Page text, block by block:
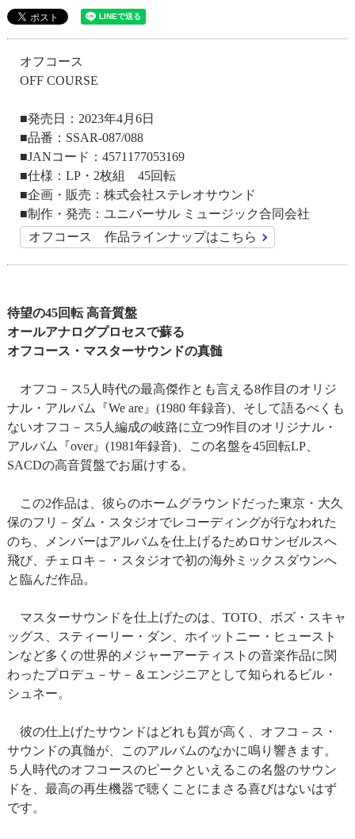
オフコース
OFF COURSE
■発売日：2023年4月6日
■品番：SSAR-087/088
■JANコード：4571177053169
■仕様：LP・2枚組 45回転
■企画・販売：株式会社ステレオサウンド
■制作・発売：ユニバーサル ミュージック合同会社
オフコース 作品ラインナップはこちら
待望の45回転 高音質盤
オールアナログプロセスで蘇る
オフコース・マスターサウンドの真髄
オフコ－ス5人時代の最高傑作とも言える8作目のオリジ
ナル・アルバム『We are』(1980 年録音)、そして語るべくも
ないオフコ－ス5人編成の岐路に立つ9作目のオリジナル・
アルバム『over』(1981年録音)、この名盤を45回転LP、
SACDの高音質盤でお届けする。
この2作品は、彼らのホームグラウンドだった東京・大久
保のフリ－ダム・スタジオでレコーディングが行なわれた
のち、メンバーはアルバムを仕上げるためロサンゼルスへ
飛び、チェロキ－・スタジオで初の海外ミックスダウンへ
と臨んだ作品。
マスターサウンドを仕上げたのは、TOTO、ボズ・スキャ
ッグス、スティーリー・ダン、ホイットニー・ヒュースト
ンなど多くの世界的メジャーアーティストの音楽作品に関
わったプロデュ－サ－＆エンジニアとして知られるビル・
シュネー。
彼の仕上げたサウンドはどれも質が高く、オフコ－ス・
サウンドの真髄が、このアルバムのなかに鳴り響きます。
５人時代のオフコースのピークといえるこの名盤のサウン
ドを、最高の再生機器で聴くことにまさる喜びはないはず
です。